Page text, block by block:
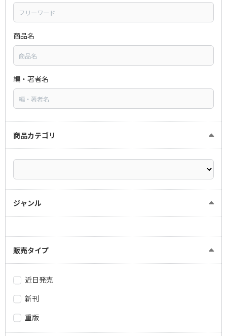
商品名
編・著者名
商品カテゴリ
ジャンル
販売タイプ
近日発売
新刊
重版